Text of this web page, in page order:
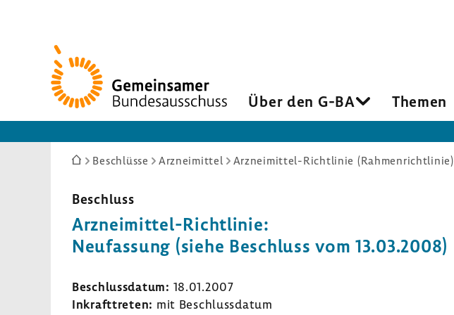
Zur
Startseite
Über den G-BA Themen
Sie
hier:
Beschlüsse Arzneimittel Arzneimittel-Richtlinie (Rahmenrichtlinie)
Beschluss
Arzneimittel-​Richtlinie:
Neufas­sung (siehe Beschluss vom 13.03.2008)
Beschluss­datum: 18.01.2007
Inkraft­treten: mit Beschluss­datum